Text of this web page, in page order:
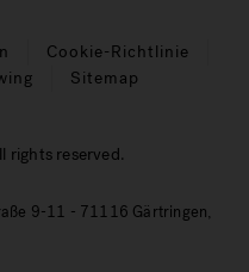
Cookie-Richtlinie
Sitemap
rights reserved.
9-11 - 71116 Gärtringen,